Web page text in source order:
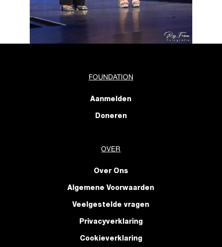
FOUNDATION
Aanmelden
Doneren
OVER
Over Ons
Algemene Voorwaarden
Veelgestelde vragen
Privacyverklaring
Cookieverklaring